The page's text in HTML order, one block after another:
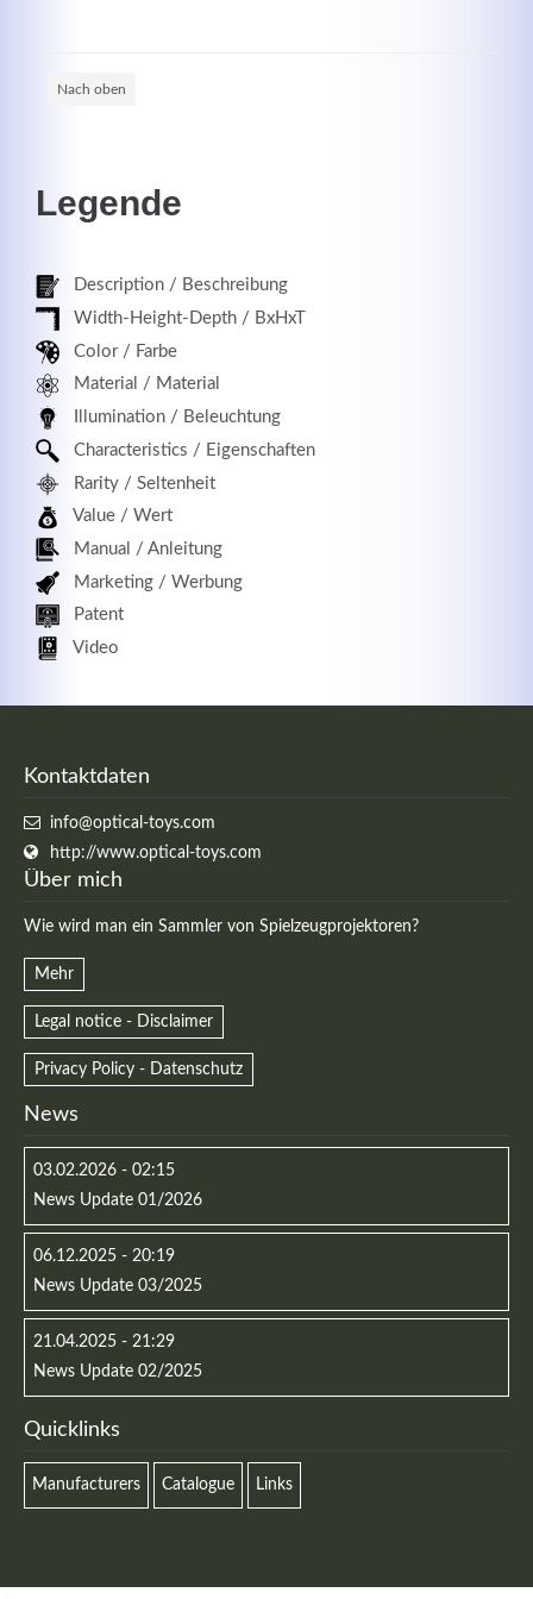
Nach oben
Legende
Description / Beschreibung
Width-Height-Depth / BxHxT
Color / Farbe
Material / Material
Illumination / Beleuchtung
Characteristics / Eigenschaften
Rarity / Seltenheit
Value / Wert
Manual / Anleitung
Marketing / Werbung
Patent
Video
Kontaktdaten
info@optical-toys.com
http://www.optical-toys.com
Über mich
Wie wird man ein Sammler von Spielzeugprojektoren?
Mehr
Legal notice - Disclaimer
Privacy Policy - Datenschutz
News
03.02.2026 - 02:15
News Update 01/2026
06.12.2025 - 20:19
News Update 03/2025
21.04.2025 - 21:29
News Update 02/2025
Quicklinks
Manufacturers Catalogue Links